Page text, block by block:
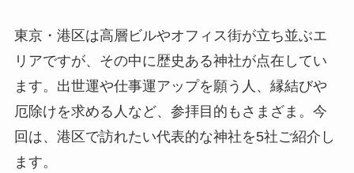
東京・港区は高層ビルやオフィス街が立ち並ぶエ
リアですが、その中に歴史ある神社が点在してい
ます。出世運や仕事運アップを願う人、縁結びや
厄除けを求める人など、参拝目的もさまざま。今
回は、港区で訪れたい代表的な神社を5社ご紹介し
ます。